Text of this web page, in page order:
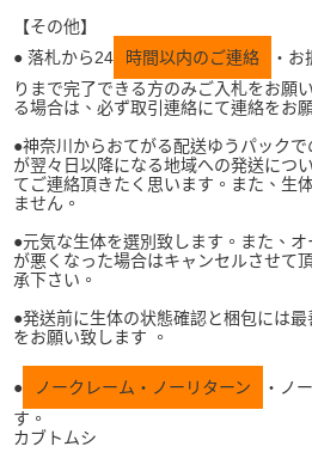
【その他】
● 落札から24
時間以内のご連絡
・
りまで完了できる方のみご入札をお願
る場合は、必ず取引連絡にて連絡をお
●神奈川からおてがる配送ゆうパック
が翌々日以降になる地域への発送につ
てご連絡頂きたく思います。また、生
ません。
●元気な生体を選別致します。また、
が悪くなった場合はキャンセルさせて
承下さい。
●発送前に生体の状態確認と梱包には
をお願い致します 。
● ノークレーム・ノーリターン
・ノ
す。
カブトムシ